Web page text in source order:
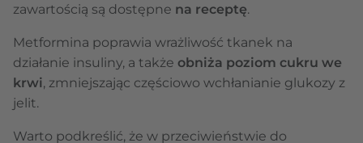
zawartością są dostępne na receptę.
Metformina poprawia wrażliwość tkanek na
działanie insuliny, a także obniża poziom cukru we
krwi, zmniejszając częściowo wchłanianie glukozy z
jelit.
Warto podkreślić, że w przeciwieństwie do